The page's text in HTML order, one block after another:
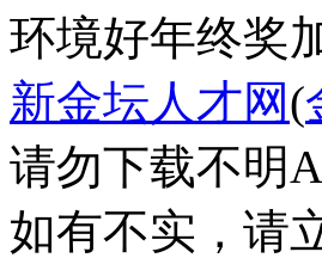
环境好年终奖
新金坛人才网(
请勿下载不明
如有不实，请